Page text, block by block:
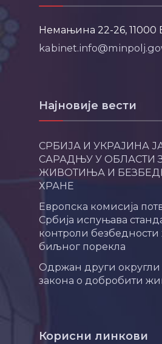
Немањина 22-26, 11000
Најновије вести
СРБИЈА И УКРАЈИНА
САРАДЊУ У ОБЛАСТИ
ЖИВОТИЊА И
ХРАНЕ
Европска комисија
Србија испуњава
контроли безбедности
биљног порекла
Одржан други округли
закона о добробити
Корисни линкови